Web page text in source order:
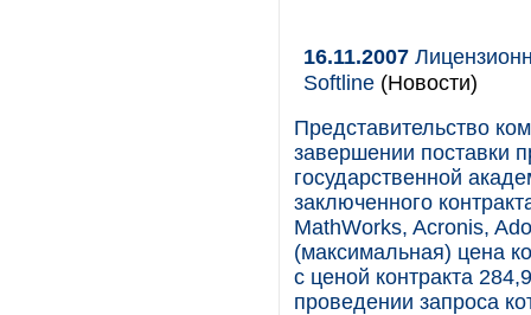
16.11.2007
Softline (Новости)
Представительство
завершении поставки
государственной
заключенного
MathWorks, Acronis,
(максимальная) цена
с ценой контракта
проведении запроса